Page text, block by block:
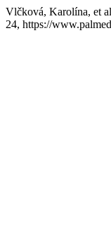
Vlčková, Karolína, et
24, https://